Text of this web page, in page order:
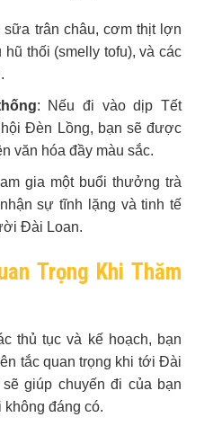
sữa trân châu, cơm thịt lợn
hũ thối (smelly tofu), và các
: Nếu đi vào dịp Tết
Đèn Lồng, bạn sẽ được
văn hóa đầy màu sắc.
gia một buổi thưởng trà
sự tĩnh lặng và tinh tế
Đài Loan.
Trọng Khi Thăm
thủ tục và kế hoạch, bạn
tắc quan trọng khi tới Đài
giúp chuyến đi của bạn
đáng có.